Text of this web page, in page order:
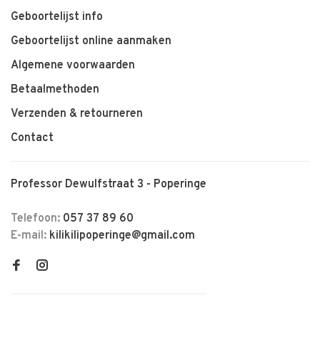
Geboortelijst info
Geboortelijst online aanmaken
Algemene voorwaarden
Betaalmethoden
Verzenden & retourneren
Contact
Professor Dewulfstraat 3 - Poperinge
Telefoon: 057 37 89 60
E-mail: kilikilipoperinge@gmail.com